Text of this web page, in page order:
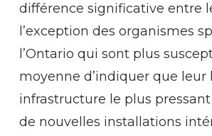
différence significative entre
l’exception des organismes
l’Ontario qui sont plus
moyenne d’indiquer que leur
infrastructure le plus pressant
de nouvelles installations